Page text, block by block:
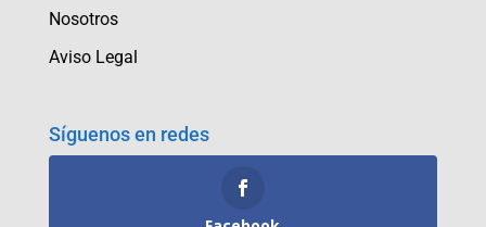
Nosotros
Aviso Legal
Síguenos en redes